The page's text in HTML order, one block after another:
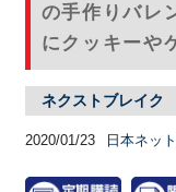
の手作りバレ
にクッキーや
ネクストブレイク
2020/01/23 日本ネッ